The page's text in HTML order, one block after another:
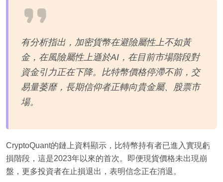
有分析指出，加密貨幣在避險屬性上不如黃
金，在風險屬性上遜於AI，在目前市場階段對
資金引力正在下降。比特幣價格停滯不前，交
易量萎靡，長期信仰者正轉向貴金屬、股票市
場。
CryptoQuant的鏈上資料顯示，比特幣持有者已進入實現虧
損階段，這是2023年以來的首次。即便現貨價格未出現崩
盤，更多投資者在止損退出，表明信念正在消退。